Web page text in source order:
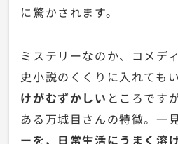
に驚かされます。
ミステリーなのか、コメデ
史小説のくくりに入れても
けがむずかしい ところです
ある万城目さんの特徴。一
ーを、日常生活にうまく溶